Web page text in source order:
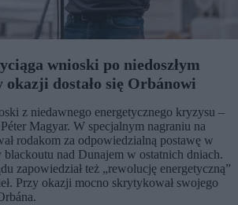
wnioski po niedoszłym
okazji dostało się Orbánowi
z niedawnego energetycznego kryzysu –
Magyar. W specjalnym nagraniu na
rodakom za odpowiedzialną postawę w
nad Dunajem w ostatnich dniach.
zapowiedział też „rewolucję energetyczną”
Przy okazji mocno skrytykował swojego